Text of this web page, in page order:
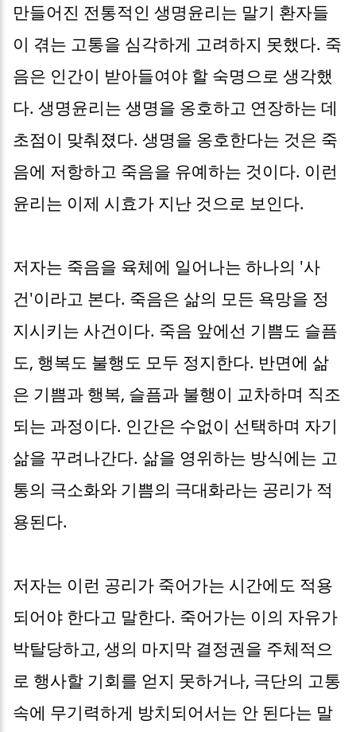
만들어진 전통적인 생명윤리는 말기 환자들
이 겪는 고통을 심각하게 고려하지 못했다. 죽
음은 인간이 받아들여야 할 숙명으로 생각했
다. 생명윤리는 생명을 옹호하고 연장하는 데
초점이 맞춰졌다. 생명을 옹호한다는 것은 죽
음에 저항하고 죽음을 유예하는 것이다. 이런
윤리는 이제 시효가 지난 것으로 보인다.
저자는 죽음을 육체에 일어나는 하나의 '사
건'이라고 본다. 죽음은 삶의 모든 욕망을 정
지시키는 사건이다. 죽음 앞에선 기쁨도 슬픔
도, 행복도 불행도 모두 정지한다. 반면에 삶
은 기쁨과 행복, 슬픔과 불행이 교차하며 직조
되는 과정이다. 인간은 수없이 선택하며 자기
삶을 꾸려나간다. 삶을 영위하는 방식에는 고
통의 극소화와 기쁨의 극대화라는 공리가 적
용된다.
저자는 이런 공리가 죽어가는 시간에도 적용
되어야 한다고 말한다. 죽어가는 이의 자유가
박탈당하고, 생의 마지막 결정권을 주체적으
로 행사할 기회를 얻지 못하거나, 극단의 고통
속에 무기력하게 방치되어서는 안 된다는 말